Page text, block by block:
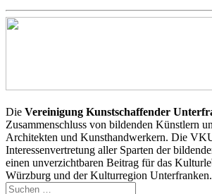
Die Vereinigung Kunstschaffender
Zusammenschluss von bildenden Künstlern
Architekten und Kunsthandwerkern. Die
Interessenvertretung aller Sparten der
einen unverzichtbaren Beitrag für das
Würzburg und der Kulturregion Unterfranken.
Suchen